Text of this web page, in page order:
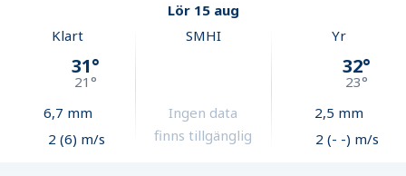
Lör 15 aug
Klart
31°
21°
6,7 mm
2 (6) m/s
SMHI
Ingen data
finns tillgänglig
Yr
32°
23°
2,5 mm
2 (- -) m/s